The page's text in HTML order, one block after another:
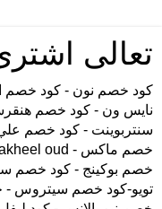
تعالى
كود خصم نون - كود خصم
نايس ون - كود خصم
سنتربوينت - كود خصم